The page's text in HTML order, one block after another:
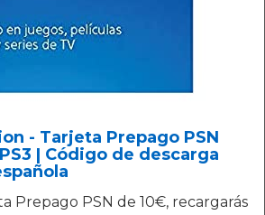
- Tarjeta Prepago PSN
| Código de descarga
Prepago PSN de 10€, recargarás